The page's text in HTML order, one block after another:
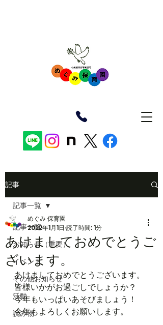
記事
記事一覧
お知らせ（重要）
イベント
その他お知らせ
活動
読み物
記事一覧
あけましておめでとうご
ざいます。
めぐみ 保育園
2022年1月1日 読了時間: 1分
あけましておめでとうございます。
皆様いかがお過ごしでしょうか？
今年もいっぱいあそびましょう！
今年もよろしくお願いします。